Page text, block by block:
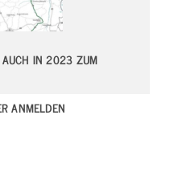
AUCH IN 2023 ZUM
ANMELDEN